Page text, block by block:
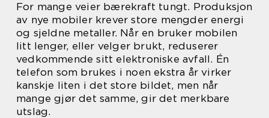
For mange veier bærekraft tungt. Produksjon
av nye mobiler krever store mengder energi
og sjeldne metaller. Når en bruker mobilen
litt lenger, eller velger brukt, reduserer
vedkommende sitt elektroniske avfall. Én
telefon som brukes i noen ekstra år virker
kanskje liten i det store bildet, men når
mange gjør det samme, gir det merkbare
utslag.